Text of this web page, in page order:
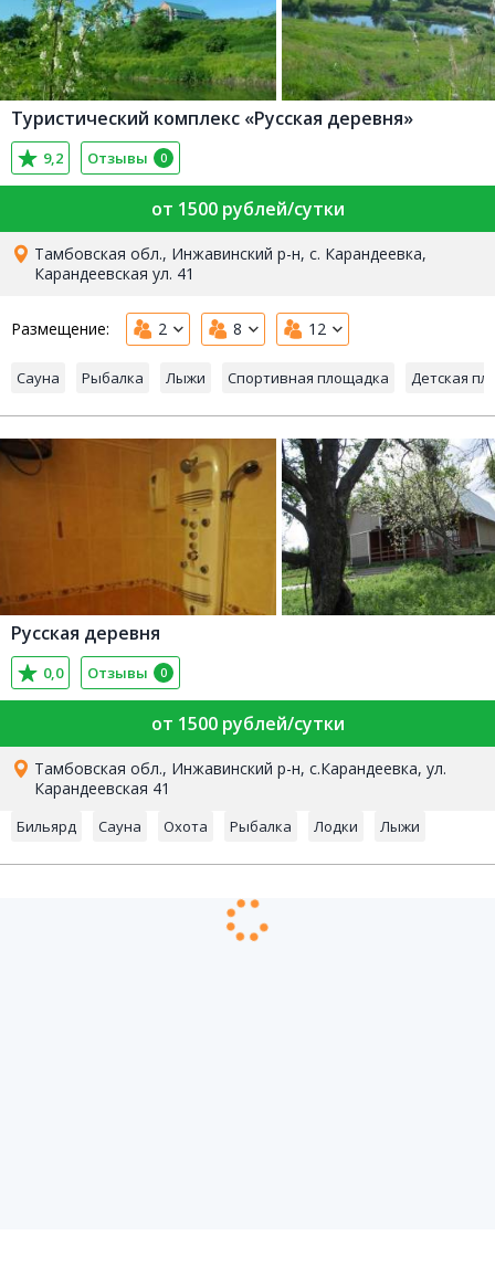
Туристический комплекс «Русская деревня»
9,2 Отзывы 0
от 1500 рублей/сутки
Тамбовская обл., Инжавинский р-н, с. Карандеевка,
Карандеевская ул. 41
Размещение: 2 8 12
Сауна Рыбалка Лыжи Спортивная площадка Детская
Русская деревня
0,0 Отзывы 0
от 1500 рублей/сутки
Тамбовская обл., Инжавинский р-н, с.Карандеевка, ул.
Карандеевская 41
Бильярд Сауна Охота Рыбалка Лодки Лыжи